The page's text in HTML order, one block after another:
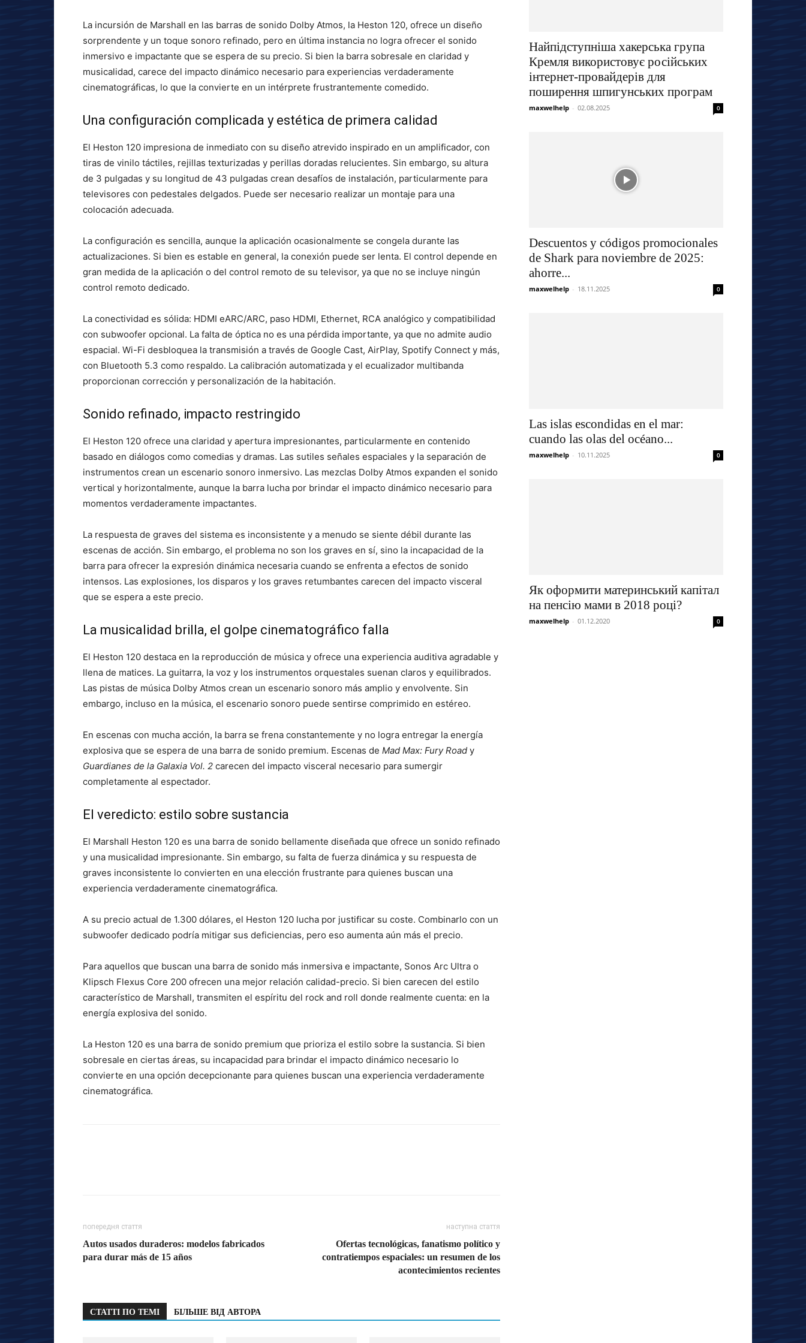
La incursión de Marshall en las barras de sonido Dolby Atmos, la Heston 120, ofrece un diseño
sorprendente y un toque sonoro refinado, pero en última instancia no logra ofrecer el sonido
inmersivo e impactante que se espera de su precio. Si bien la barra sobresale en claridad y
musicalidad, carece del impacto dinámico necesario para experiencias verdaderamente
cinematográficas, lo que la convierte en un intérprete frustrantemente comedido.
Una configuración complicada y estética de primera calidad
El Heston 120 impresiona de inmediato con su diseño atrevido inspirado en un amplificador, con
tiras de vinilo táctiles, rejillas texturizadas y perillas doradas relucientes. Sin embargo, su altura
de 3 pulgadas y su longitud de 43 pulgadas crean desafíos de instalación, particularmente para
televisores con pedestales delgados. Puede ser necesario realizar un montaje para una
colocación adecuada.
La configuración es sencilla, aunque la aplicación ocasionalmente se congela durante las
actualizaciones. Si bien es estable en general, la conexión puede ser lenta. El control depende en
gran medida de la aplicación o del control remoto de su televisor, ya que no se incluye ningún
control remoto dedicado.
La conectividad es sólida: HDMI eARC/ARC, paso HDMI, Ethernet, RCA analógico y compatibilidad
con subwoofer opcional. La falta de óptica no es una pérdida importante, ya que no admite audio
espacial. Wi-Fi desbloquea la transmisión a través de Google Cast, AirPlay, Spotify Connect y más,
con Bluetooth 5.3 como respaldo. La calibración automatizada y el ecualizador multibanda
proporcionan corrección y personalización de la habitación.
Sonido refinado, impacto restringido
El Heston 120 ofrece una claridad y apertura impresionantes, particularmente en contenido
basado en diálogos como comedias y dramas. Las sutiles señales espaciales y la separación de
instrumentos crean un escenario sonoro inmersivo. Las mezclas Dolby Atmos expanden el sonido
vertical y horizontalmente, aunque la barra lucha por brindar el impacto dinámico necesario para
momentos verdaderamente impactantes.
La respuesta de graves del sistema es inconsistente y a menudo se siente débil durante las
escenas de acción. Sin embargo, el problema no son los graves en sí, sino la incapacidad de la
barra para ofrecer la expresión dinámica necesaria cuando se enfrenta a efectos de sonido
intensos. Las explosiones, los disparos y los graves retumbantes carecen del impacto visceral
que se espera a este precio.
La musicalidad brilla, el golpe cinematográfico falla
El Heston 120 destaca en la reproducción de música y ofrece una experiencia auditiva agradable y
llena de matices. La guitarra, la voz y los instrumentos orquestales suenan claros y equilibrados.
Las pistas de música Dolby Atmos crean un escenario sonoro más amplio y envolvente. Sin
embargo, incluso en la música, el escenario sonoro puede sentirse comprimido en estéreo.
En escenas con mucha acción, la barra se frena constantemente y no logra entregar la energía
explosiva que se espera de una barra de sonido premium. Escenas de Mad Max: Fury Road y
Guardianes de la Galaxia Vol. 2 carecen del impacto visceral necesario para sumergir
completamente al espectador.
El veredicto: estilo sobre sustancia
El Marshall Heston 120 es una barra de sonido bellamente diseñada que ofrece un sonido refinado
y una musicalidad impresionante. Sin embargo, su falta de fuerza dinámica y su respuesta de
graves inconsistente lo convierten en una elección frustrante para quienes buscan una
experiencia verdaderamente cinematográfica.
A su precio actual de 1.300 dólares, el Heston 120 lucha por justificar su coste. Combinarlo con un
subwoofer dedicado podría mitigar sus deficiencias, pero eso aumenta aún más el precio.
Para aquellos que buscan una barra de sonido más inmersiva e impactante, Sonos Arc Ultra o
Klipsch Flexus Core 200 ofrecen una mejor relación calidad-precio. Si bien carecen del estilo
característico de Marshall, transmiten el espíritu del rock and roll donde realmente cuenta: en la
energía explosiva del sonido.
La Heston 120 es una barra de sonido premium que prioriza el estilo sobre la sustancia. Si bien
sobresale en ciertas áreas, su incapacidad para brindar el impacto dinámico necesario lo
convierte en una opción decepcionante para quienes buscan una experiencia verdaderamente
cinematográfica.
попередня стаття
Autos usados duraderos: modelos fabricados
para durar más de 15 años
наступна стаття
Ofertas tecnológicas, fanatismo político y
contratiempos espaciales: un resumen de los
acontecimientos recientes
СТАТТІ ПО ТЕМІ БІЛЬШЕ ВІД АВТОРА
Найпідступніша хакерська група
Кремля використовує російських
інтернет-провайдерів для
поширення шпигунських програм
maxwelhelp - 02.08.2025 0
Descuentos y códigos promocionales
de Shark para noviembre de 2025:
ahorre...
maxwelhelp - 18.11.2025 0
Las islas escondidas en el mar:
cuando las olas del océano...
maxwelhelp - 10.11.2025 0
Як оформити материнський капітал
на пенсію мами в 2018 році?
maxwelhelp - 01.12.2020 0